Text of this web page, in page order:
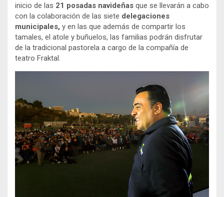
inicio de las 21 posadas navideñas que se llevarán a cabo
con la colaboración de las siete delegaciones
municipales, y en las que además de compartir los
tamales, el atole y buñuelos, las familias podrán disfrutar
de la tradicional pastorela a cargo de la compañía de
teatro Fraktal.